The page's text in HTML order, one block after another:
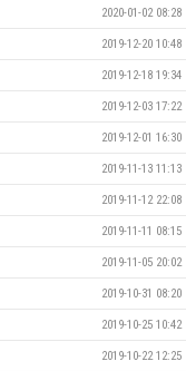
2020-01-02 08:28
2019-12-20 10:48
2019-12-18 19:34
2019-12-03 17:22
2019-12-01 16:30
2019-11-13 11:13
2019-11-12 22:08
2019-11-11 08:15
2019-11-05 20:02
2019-10-31 08:20
2019-10-25 10:42
2019-10-22 12:25